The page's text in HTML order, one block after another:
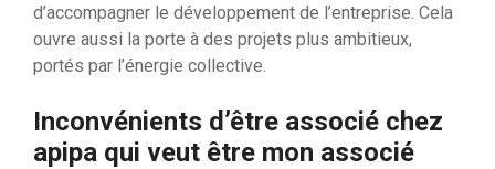
d’accompagner le développement de l’entreprise. Cela
ouvre aussi la porte à des projets plus ambitieux,
portés par l’énergie collective.
Inconvénients d’être associé chez
apipa qui veut être mon associé